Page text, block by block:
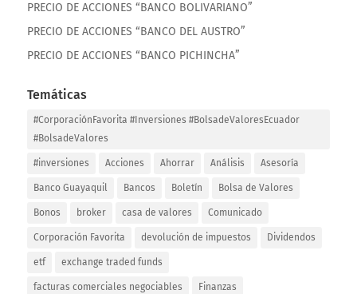
PRECIO DE ACCIONES “BANCO BOLIVARIANO”
PRECIO DE ACCIONES “BANCO DEL AUSTRO”
PRECIO DE ACCIONES “BANCO PICHINCHA”
Temáticas
#CorporaciónFavorita #Inversiones #BolsadeValoresEcuador
#BolsadeValores
#inversiones Acciones Ahorrar Análisis Asesoría
Banco Guayaquil Bancos Boletín Bolsa de Valores
Bonos broker casa de valores Comunicado
Corporación Favorita devolución de impuestos Dividendos
etf exchange traded funds
facturas comerciales negociables Finanzas